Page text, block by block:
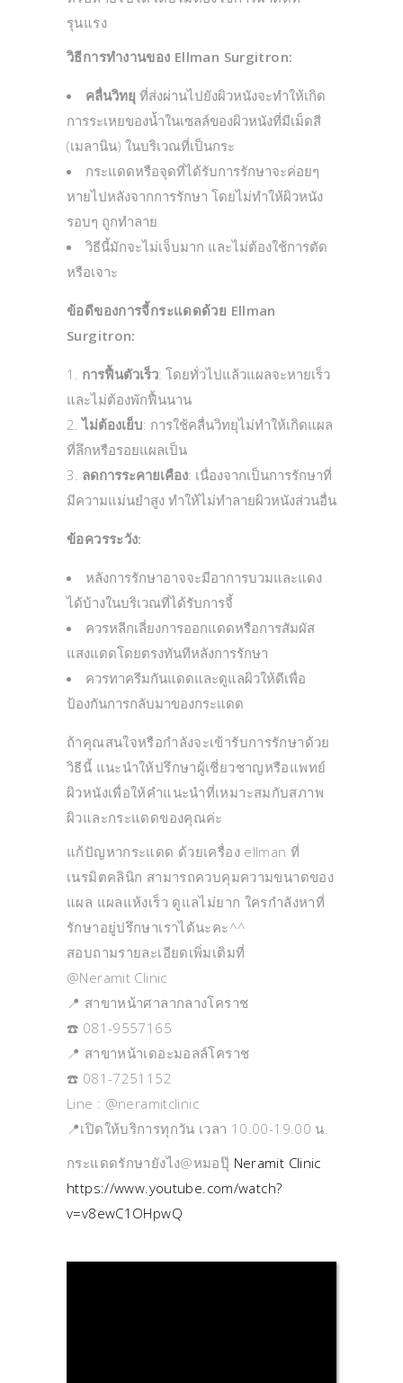
รุนแรง
วิธีการทำงานของ Ellman Surgitron:
คลื่นวิทยุ ที่ส่งผ่านไปยังผิวหนังจะทำให้เกิด
การระเหยของน้ำในเซลล์ของผิวหนังที่มีเม็ดสี
(เมลานิน) ในบริเวณที่เป็นกระ
กระแดดหรือจุดที่ได้รับการรักษาจะค่อยๆ
หายไปหลังจากการรักษา โดยไม่ทำให้ผิวหนัง
รอบๆ ถูกทำลาย
วิธีนี้มักจะไม่เจ็บมาก และไม่ต้องใช้การตัด
หรือเจาะ
ข้อดีของการจี้กระแดดด้วย Ellman
Surgitron:
การฟื้นตัวเร็ว: โดยทั่วไปแล้วแผลจะหายเร็ว
และไม่ต้องพักฟื้นนาน
ไม่ต้องเย็บ: การใช้คลื่นวิทยุไม่ทำให้เกิดแผล
ที่ลึกหรือรอยแผลเป็น
ลดการระคายเคือง: เนื่องจากเป็นการรักษาที่
มีความแม่นยำสูง ทำให้ไม่ทำลายผิวหนังส่วนอื่น
ข้อควรระวัง:
หลังการรักษาอาจจะมีอาการบวมและแดง
ได้บ้างในบริเวณที่ได้รับการจี้
ควรหลีกเลี่ยงการออกแดดหรือการสัมผัส
แสงแดดโดยตรงทันทีหลังการรักษา
ควรทาครีมกันแดดและดูแลผิวให้ดีเพื่อ
ป้องกันการกลับมาของกระแดด
ถ้าคุณสนใจหรือกำลังจะเข้ารับการรักษาด้วย
วิธีนี้ แนะนำให้ปรึกษาผู้เชี่ยวชาญหรือแพทย์
ผิวหนังเพื่อให้คำแนะนำที่เหมาะสมกับสภาพ
ผิวและกระแดดของคุณค่ะ
แก้ปัญหากระแดด ด้วยเครื่อง ellman ที่
เนรมิตคลินิก สามารถควบคุมความขนาดของ
แผล แผลแห้งเร็ว ดูแลไม่ยาก ใครกำลังหาที่
รักษาอยู่ปรึกษาเราได้นะคะ^^
สอบถามรายละเอียดเพิ่มเติมที่
@Neramit Clinic
📍 สาขาหน้าศาลากลางโคราช
☎️ 081-9557165
📍 สาขาหน้าเดอะมอลล์โคราช
☎️ 081-7251152
Line : @neramitclinic
📍เปิดให้บริการทุกวัน เวลา 10.00-19.00 น.
กระแดดรักษายังไง@หมอปุ๊ Neramit Clinic
https://www.youtube.com/watch?
v=v8ewC1OHpwQ